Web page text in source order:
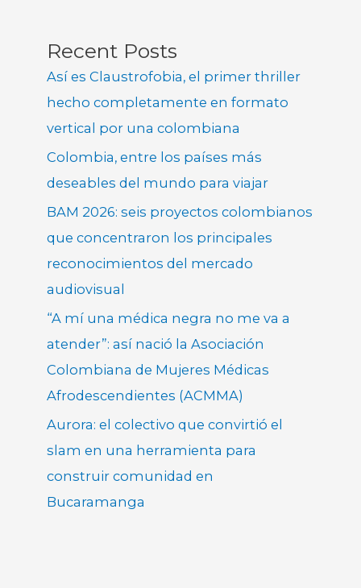
Recent Posts
Así es Claustrofobia, el primer thriller
hecho completamente en formato
vertical por una colombiana
Colombia, entre los países más
deseables del mundo para viajar
BAM 2026: seis proyectos colombianos
que concentraron los principales
reconocimientos del mercado
audiovisual
“A mí una médica negra no me va a
atender”: así nació la Asociación
Colombiana de Mujeres Médicas
Afrodescendientes (ACMMA)
Aurora: el colectivo que convirtió el
slam en una herramienta para
construir comunidad en
Bucaramanga